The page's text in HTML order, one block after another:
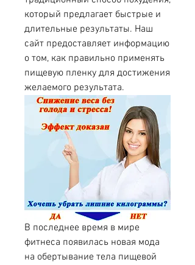
который предлагает быстрые и
длительные результаты. Наш
сайт предоставляет информацию
о том, как правильно применять
пищевую пленку для достижения
желаемого результата.
В последнее время в мире
фитнеса появилась новая мода
на обертывание тела пищевой